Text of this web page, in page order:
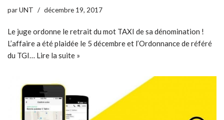
parUNT décembre 19, 2017
Le juge ordonne le retrait du mot TAXI de sa dénomination !
L’affaire a été plaidée le 5 décembre et l’Ordonnance de référé
du TGI… Lire la suite »